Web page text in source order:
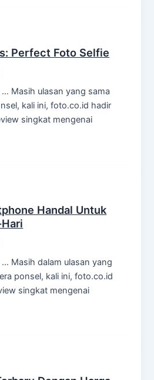
Perfect Foto Selfie
Masih ulasan yang sama
kali ini, foto.co.id hadir
singkat mengenai
Handal Untuk
Masih dalam ulasan yang
ponsel, kali ini, foto.co.id
singkat mengenai